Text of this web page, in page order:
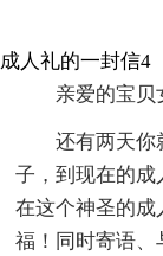
成人礼的一封信4
亲爱的宝贝
还有两天你
子，到现在的成
在这个神圣的
福！同时寄语、